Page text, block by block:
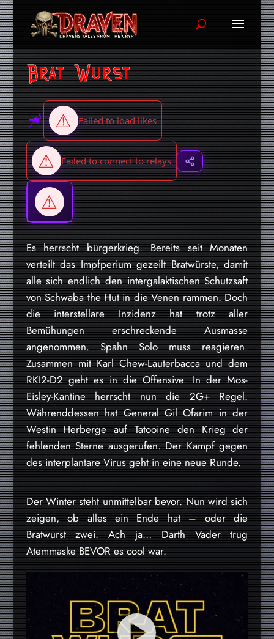
Brat Wurst
Es herrscht bürgerkrieg. Bereits seit Monaten
verteilt das Impfperium gezeilt Bratwürste, damit
alle sich endlich den intergalaktischen Schutzsaft
von Schwaba the Hut in die Venen rammen. Doch
die interstellare Inzidenz hat trotz aller
Bemühungen erschreckende Ausmasse
angenommen. Spahn Solo muss reagieren.
Zusammen mit Karl Chew-Lauterbacca und dem
RKI2-D2 geht es in die Offensive. In der Mos-
Eisley-Kantine herrscht nun die 2G+ Regel.
Währenddessen hat General Gil Ofarim in der
Westin Herberge auf Tatooine den Krieg der
fehlenden Sterne ausgerufen. Der Kampf gegen
des interplantare Virus geht in eine neue Runde.
Der Winter steht unmittelbar bevor. Nun wird sich
zeigen, ob alles ein Ende hat – oder die
Bratwurst zwei. Ach ja… Darth Vader trug
Atemmaske BEVOR es cool war.